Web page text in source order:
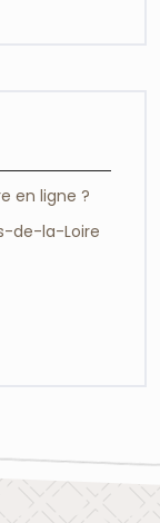
en ligne ?
de-la-Loire